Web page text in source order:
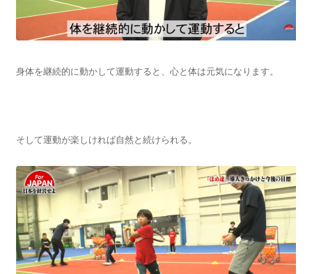
身体を継続的に動かして運動すると、心と体は元気になります。
そして運動が楽しければ自然と続けられる。